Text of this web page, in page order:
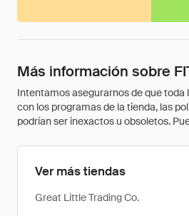
Más información sobre
Intentamos asegurarnos de que
con los programas de la tienda, las
podrían ser inexactos u obsoletos.
Ver más tiendas
Great Little Trading Co.